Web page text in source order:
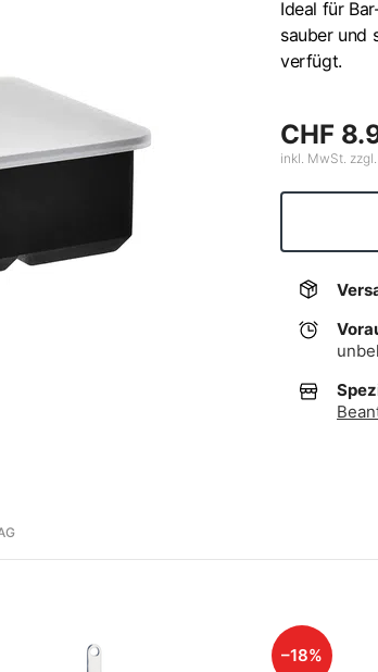
Ideal für
sauber und
verfügt.
CHF
inkl. MwSt.
–18%